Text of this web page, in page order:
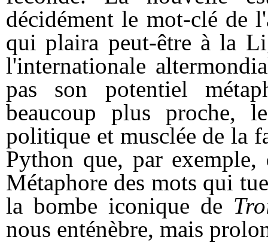
décidément le mot-clé de
qui plaira peut-être à la
l'internationale
pas son potentiel
beaucoup plus proche,
politique et musclée de la
Python que, par
Métaphore des mots qui
la bombe iconique de
nous enténèbre, mais